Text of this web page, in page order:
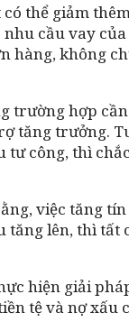
thể giảm
cầu vay
hàng, không
hợp
tăng trưởng.
công, thì
việc tăng
lên, thì
hiện giải
tệ và nợ xấu